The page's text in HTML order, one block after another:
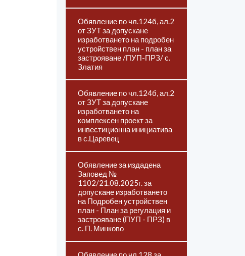
Обявление по чл.124б, ал.2
от ЗУТ за допускане
изработването на подробен
устройствен план - план за
застрояване /ПУП-ПРЗ/ с.
Златия
Обявление по чл.124б, ал.2
от ЗУТ за допускане
изработването на
комплексен проект за
инвестиционна инициатива
в с.Царевец
Обявление за издадена
Заповед №
1102/21.08.2025г. за
допускане изработването
на Подробен устройствен
план - План за регулация и
застрояване (ПУП - ПРЗ) в
с. П. Минково